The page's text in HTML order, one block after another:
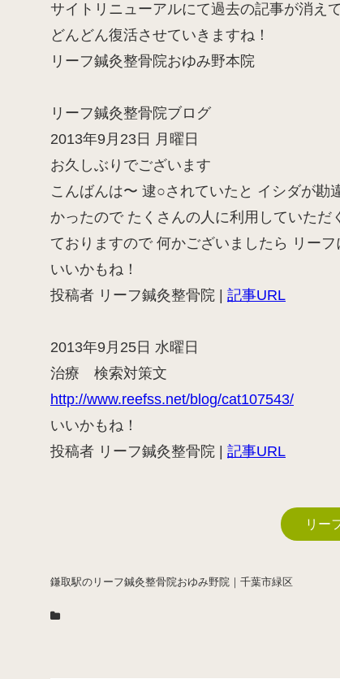
サイトリニューアルにて過去の記事が消え
どんどん復活させていきますね！
リーフ鍼灸整骨院おゆみ野本院
リーフ鍼灸整骨院ブログ
2013年9月23日 月曜日
お久しぶりでございます
こんばんは〜 逮○されていたと イシダが勘
かったので たくさんの人に利用していた
ておりますので 何かございましたら リー
いいかもね！
投稿者 リーフ鍼灸整骨院 | 記事URL
2013年9月25日 水曜日
治療 検索対策文
http://www.reefss.net/blog/cat107543/
いいかもね！
投稿者 リーフ鍼灸整骨院 | 記事URL
リー
鎌取駅のリーフ鍼灸整骨院おゆみ野院｜千葉市緑区